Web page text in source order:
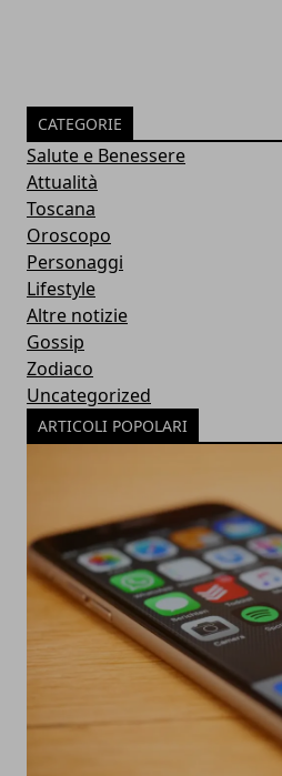
CATEGORIE
Salute e Benessere
Attualità
Toscana
Oroscopo
Personaggi
Lifestyle
Altre notizie
Gossip
Zodiaco
Uncategorized
ARTICOLI POPOLARI